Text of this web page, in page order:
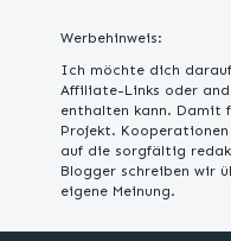
Werbehinweis:
Ich möchte dich
Affiliate-Links oder
enthalten kann. Damit
Projekt. Kooperationen
auf die sorgfältig
Blogger schreiben wir
eigene Meinung.